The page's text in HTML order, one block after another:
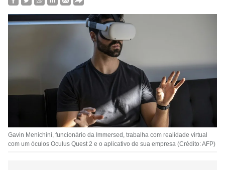
Gavin Menichini, funcionário da Immersed, trabalha com realidade virtual
com um óculos Oculus Quest 2 e o aplicativo de sua empresa (Crédito: AFP)